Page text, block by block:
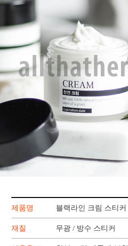
제품명 블랙라인 크림 스티커
재질 무광 / 방수 스티커